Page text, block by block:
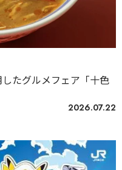
たグルメフェア「十色
2026.07.22